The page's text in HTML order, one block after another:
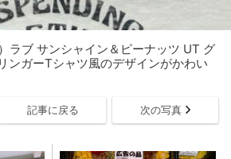
ラブ サンシャイン＆ピーナッツ UT グ
ンガーTシャツ風のデザインがかわい
記事に戻る 次の写真